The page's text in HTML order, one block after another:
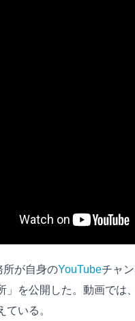
所が自身のYouTubeチャ
」を公開した。動画では
ている。